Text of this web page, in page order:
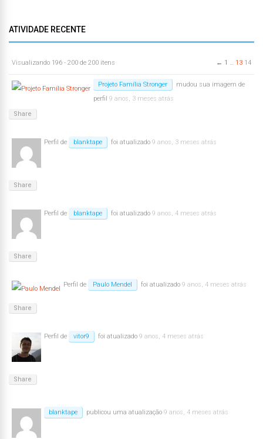
ATIVIDADE RECENTE
Visualizando 196 - 200 de 200 itens ← 1 … 13 14
Projeto Família Stronger
mudou sua imagem de
perfil 9 anos, 3 meses atrás
Share
Perfil de blanktape foi atualizado 9 anos, 3 meses atrás
Share
Perfil de blanktape foi atualizado 9 anos, 4 meses atrás
Share
Perfil de Paulo Mendel foi atualizado 9 anos, 4 meses atrás
Share
Perfil de vitor9 foi atualizado 9 anos, 4 meses atrás
Share
blanktape publicou uma atualização 9 anos, 4 meses atrás